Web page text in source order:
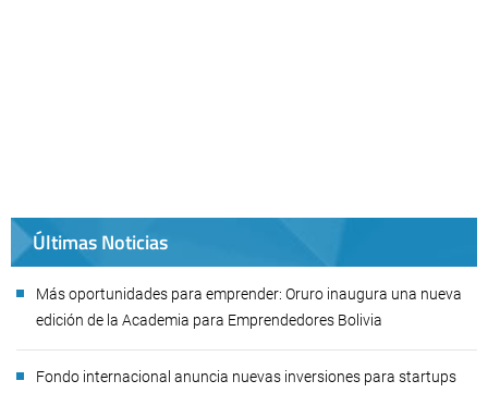
Últimas Noticias
Más oportunidades para emprender: Oruro inaugura una nueva
edición de la Academia para Emprendedores Bolivia
Fondo internacional anuncia nuevas inversiones para startups